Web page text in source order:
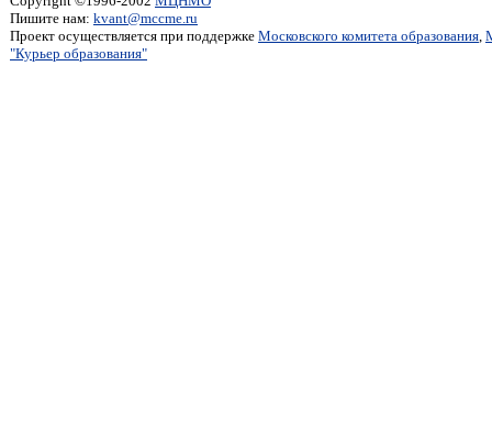
Пишите нам: kvant@mccme.ru
Проект осуществляется при поддержке Московского комитета образования,
"Курьер образования"